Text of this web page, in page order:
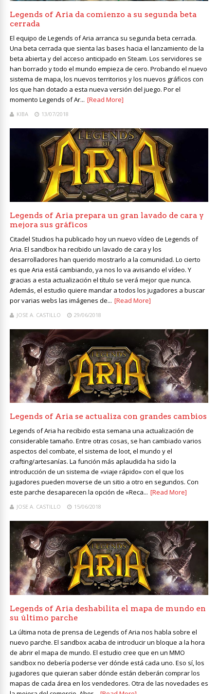
Legends of Aria da comienzo a su segunda beta
cerrada
El equipo de Legends of Aria arranca su segunda beta cerrada.
Una beta cerrada que sienta las bases hacia el lanzamiento de la
beta abierta y del acceso anticipado en Steam. Los servidores se
han borrado y todo el mundo empieza de cero. Probando el nuevo
sistema de mapa, los nuevos territorios y los nuevos gráficos con
los que han dotado a esta nueva versión del juego. Por el
momento Legends of Ar... [Read More]
KIBA 13/07/2018
Legends of Aria prepara un gran lavado de cara y
mejora sus gráficos
Citadel Studios ha publicado hoy un nuevo vídeo de Legends of
Aria. El sandbox ha recibido un lavado de cara y los
desarrolladores han querido mostrarlo a la comunidad. Lo cierto
es que Aria está cambiando, ya nos lo va avisando el vídeo. Y
gracias a esta actualización el título se verá mejor que nunca.
Además, el estudio quiere mandar a todos los jugadores a buscar
por varias webs las imágenes de... [Read More]
JOSE A. CASTILLO 29/06/2018
Legends of Aria se actualiza con grandes cambios
Legends of Aria ha recibido esta semana una actualización de
considerable tamaño. Entre otras cosas, se han cambiado varios
aspectos del combate, el sistema de loot, el mundo y el
crafting/artesanías. La función más aplaudida ha sido la
introducción de un sistema de «viaje rápido» con el que los
jugadores pueden moverse de un sitio a otro en segundos. Con
este parche desaparecen la opción de «Reca... [Read More]
JOSE A. CASTILLO 15/06/2018
Legends of Aria deshabilita el mapa de mundo en
su último parche
La última nota de prensa de Legends of Aria nos habla sobre el
nuevo parche. El sandbox acaba de introducir un bloque a la hora
de abrir el mapa de mundo. El estudio cree que en un MMO
sandbox no debería poderse ver dónde está cada uno. Eso sí, los
jugadores que quieran saber dónde están deberán comprar los
mapas de cada área en los vendedores. Otra de las novedades es